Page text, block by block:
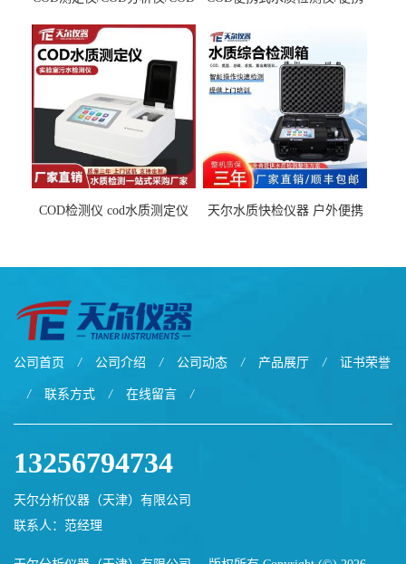
COD检测仪 cod水质测定仪
天尔水质快检仪器 户外便携
公司首页 / 公司介绍 / 公司动态 / 产品展厅 / 证书荣誉
/ 联系方式 / 在线留言 /
13256794734
天尔分析仪器（天津）有限公司
联系人：范经理